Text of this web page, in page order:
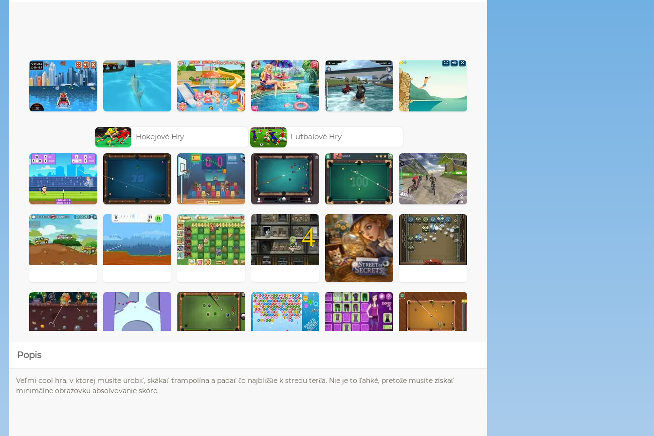
Hokejové Hry Futbalové Hry
4
Popis
Veľmi cool hra, v ktorej musíte urobiť, skákať trampolína a padať čo najbližšie k stredu terča. Nie je to ľahké, pretože musíte získať
minimálne obrazovku absolvovanie skóre.